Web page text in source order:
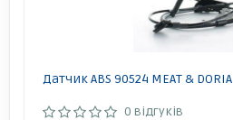
Датчик ABS 90524 MEAT & DORIA
0 відгуків